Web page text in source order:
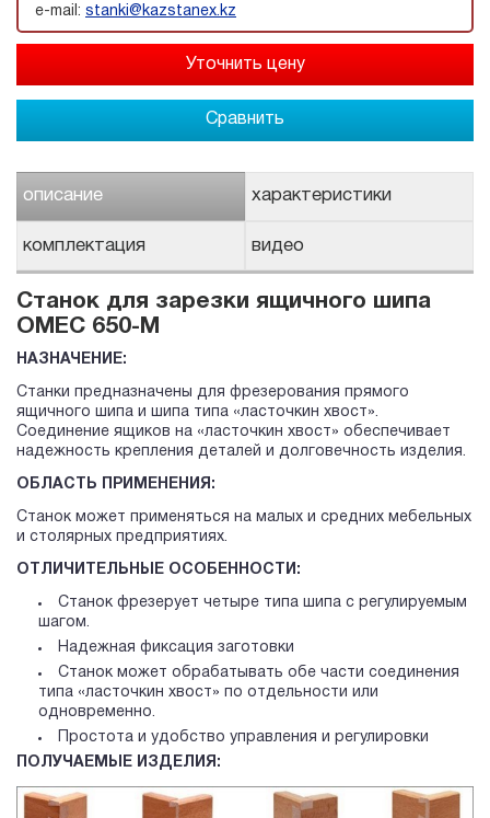
e-mail: stanki@kazstanex.kz
Сравнить
описание характеристики
комплектация видео
Станок для зарезки ящичного шипа
OMEC 650-M
НАЗНАЧЕНИЕ:
Станки предназначены для фрезерования прямого
ящичного шипа и шипа типа «ласточкин хвост».
Соединение ящиков на «ласточкин хвост» обеспечивает
надежность крепления деталей и долговечность изделия.
ОБЛАСТЬ ПРИМЕНЕНИЯ:
Станок может применяться на малых и средних мебельных
и столярных предприятиях.
ОТЛИЧИТЕЛЬНЫЕ ОСОБЕННОСТИ:
Станок фрезерует четыре типа шипа с регулируемым
шагом.
Надежная фиксация заготовки
Станок может обрабатывать обе части соединения
типа «ласточкин хвост» по отдельности или
одновременно.
Простота и удобство управления и регулировки
ПОЛУЧАЕМЫЕ ИЗДЕЛИЯ: